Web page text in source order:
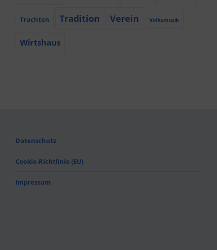
Trachten Tradition Verein Volksmusik
Wirtshaus
Datenschutz
Cookie-Richtlinie (EU)
Impressum